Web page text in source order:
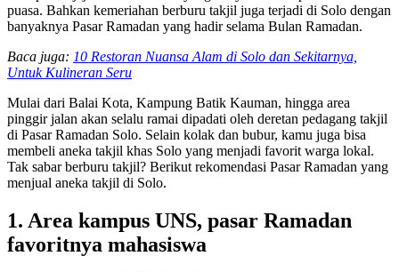
puasa. Bahkan kemeriahan berburu takjil juga terjadi di Solo dengan
banyaknya Pasar Ramadan yang hadir selama Bulan Ramadan.
Baca juga: 10 Restoran Nuansa Alam di Solo dan Sekitarnya,
Untuk Kulineran Seru
Mulai dari Balai Kota, Kampung Batik Kauman, hingga area
pinggir jalan akan selalu ramai dipadati oleh deretan pedagang takjil
di Pasar Ramadan Solo. Selain kolak dan bubur, kamu juga bisa
membeli aneka takjil khas Solo yang menjadi favorit warga lokal.
Tak sabar berburu takjil? Berikut rekomendasi Pasar Ramadan yang
menjual aneka takjil di Solo.
1. Area kampus UNS, pasar Ramadan
favoritnya mahasiswa